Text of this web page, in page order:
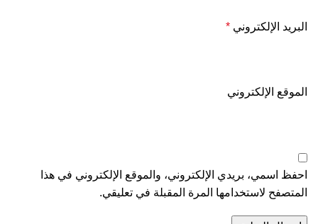
البريد الإلكتروني *
الموقع الإلكتروني
احفظ اسمي، بريدي الإلكتروني، والموقع الإلكتروني في هذا
المتصفح لاستخدامها المرة المقبلة في تعليقي.